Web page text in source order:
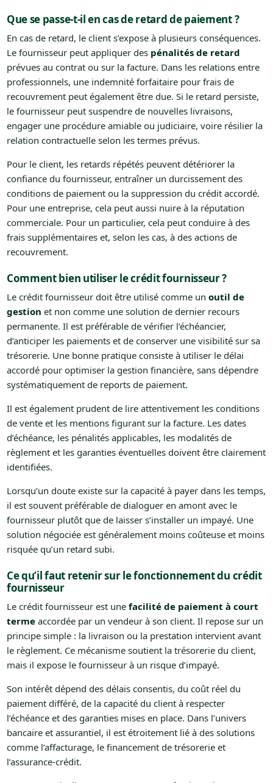
Que se passe-t-il en cas de retard de paiement ?
En cas de retard, le client s’expose à plusieurs conséquences.
Le fournisseur peut appliquer des pénalités de retard
prévues au contrat ou sur la facture. Dans les relations entre
professionnels, une indemnité forfaitaire pour frais de
recouvrement peut également être due. Si le retard persiste,
le fournisseur peut suspendre de nouvelles livraisons,
engager une procédure amiable ou judiciaire, voire résilier la
relation contractuelle selon les termes prévus.
Pour le client, les retards répétés peuvent détériorer la
confiance du fournisseur, entraîner un durcissement des
conditions de paiement ou la suppression du crédit accordé.
Pour une entreprise, cela peut aussi nuire à la réputation
commerciale. Pour un particulier, cela peut conduire à des
frais supplémentaires et, selon les cas, à des actions de
recouvrement.
Comment bien utiliser le crédit fournisseur ?
Le crédit fournisseur doit être utilisé comme un outil de
gestion et non comme une solution de dernier recours
permanente. Il est préférable de vérifier l’échéancier,
d’anticiper les paiements et de conserver une visibilité sur sa
trésorerie. Une bonne pratique consiste à utiliser le délai
accordé pour optimiser la gestion financière, sans dépendre
systématiquement de reports de paiement.
Il est également prudent de lire attentivement les conditions
de vente et les mentions figurant sur la facture. Les dates
d’échéance, les pénalités applicables, les modalités de
règlement et les garanties éventuelles doivent être clairement
identifiées.
Lorsqu’un doute existe sur la capacité à payer dans les temps,
il est souvent préférable de dialoguer en amont avec le
fournisseur plutôt que de laisser s’installer un impayé. Une
solution négociée est généralement moins coûteuse et moins
risquée qu’un retard subi.
Ce qu’il faut retenir sur le fonctionnement du crédit
fournisseur
Le crédit fournisseur est une facilité de paiement à court
termeaccordée par un vendeur à son client. Il repose sur un
principe simple : la livraison ou la prestation intervient avant
le règlement. Ce mécanisme soutient la trésorerie du client,
mais il expose le fournisseur à un risque d’impayé.
Son intérêt dépend des délais consentis, du coût réel du
paiement différé, de la capacité du client à respecter
l’échéance et des garanties mises en place. Dans l’univers
bancaire et assurantiel, il est étroitement lié à des solutions
comme l’affacturage, le financement de trésorerie et
l’assurance-crédit.